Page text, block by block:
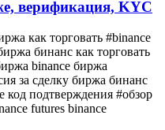
верификация, KYC
как торговать #binance
бинанс как торговать
binance биржа
за сделку биржа бинанс
код подтверждения #обзор
futures binance